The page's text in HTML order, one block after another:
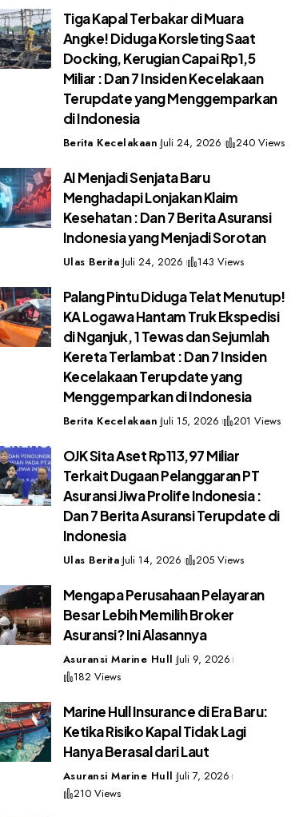
Tiga Kapal Terbakar di Muara
Angke! Diduga Korsleting Saat
Docking, Kerugian Capai Rp1,5
Miliar : Dan 7 Insiden Kecelakaan
Terupdate yang Menggemparkan
di Indonesia
Berita Kecelakaan Juli 24, 2026 240 Views
AI Menjadi Senjata Baru
Menghadapi Lonjakan Klaim
Kesehatan : Dan 7 Berita Asuransi
Indonesia yang Menjadi Sorotan
Ulas Berita Juli 24, 2026 143 Views
Palang Pintu Diduga Telat Menutup!
KA Logawa Hantam Truk Ekspedisi
di Nganjuk, 1 Tewas dan Sejumlah
Kereta Terlambat : Dan 7 Insiden
Kecelakaan Terupdate yang
Menggemparkan di Indonesia
Berita Kecelakaan Juli 15, 2026 201 Views
OJK Sita Aset Rp113,97 Miliar
Terkait Dugaan Pelanggaran PT
Asuransi Jiwa Prolife Indonesia :
Dan 7 Berita Asuransi Terupdate di
Indonesia
Ulas Berita Juli 14, 2026 205 Views
Mengapa Perusahaan Pelayaran
Besar Lebih Memilih Broker
Asuransi? Ini Alasannya
Asuransi Marine Hull Juli 9, 2026
182 Views
Marine Hull Insurance di Era Baru:
Ketika Risiko Kapal Tidak Lagi
Hanya Berasal dari Laut
Asuransi Marine Hull Juli 7, 2026
210 Views